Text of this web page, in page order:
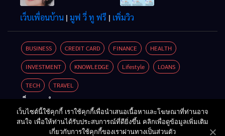
เว็บไซต์นี้ใช้คุกกี้ เราใช้คุกกี้เพื่อนำเสนอเนื้อหาและโฆษณาที่ท่านอาจ
สนใจ เพื่อให้ท่านได้รับประสบการณ์ที่ดียิ่งขึ้น คลิกเพื่อดูข้อมูลเพิ่มเติม
เกี่ยวกับการใช้คุกกี้ของเราผ่านทางเป็นส่วนตัว
Yeon)
เว็บเพื่อนบ้าน | มูฟ วี่ ทู ฟรี | เพิ่มวิว
BUSINESS CREDIT CARD FINANCE HEALTH
INVESTMENT KNOWLEDGE Lifestyle LOANS
TECH TRAVEL
เว็บแนะนำ
เครื่องขุดบิทคอยน์|ขายรถมือสอง
สินเชื่อรถยนต์